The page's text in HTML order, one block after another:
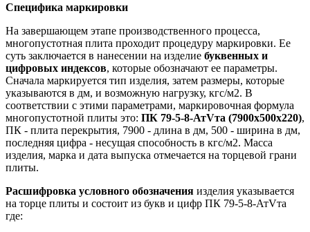
Специфика маркировки
На завершающем этапе производственного процесса,
многопустотная плита проходит процедуру маркировки. Ее
суть заключается в нанесении на изделие буквенных и
цифровых индексов, которые обозначают ее параметры.
Сначала маркируется тип изделия, затем размеры, которые
указываются в дм, и возможную нагрузку, кгс/м2. В
соответствии с этими параметрами, маркировочная формула
многопустотной плиты это: ПК 79-5-8-АтVта (7900х500х220),
ПК - плита перекрытия, 7900 - длина в дм, 500 - ширина в дм,
последняя цифра - несущая способность в кгс/м2. Масса
изделия, марка и дата выпуска отмечается на торцевой грани
плиты.
Расшифровка условного обозначения изделия указывается
на торце плиты и состоит из букв и цифр ПК 79-5-8-АтVта
где: